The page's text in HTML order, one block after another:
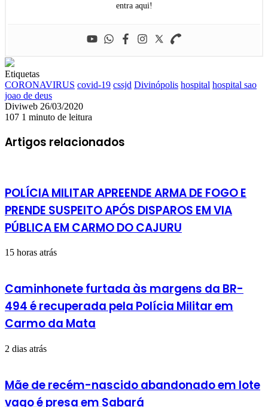
entra aqui!
Etiquetas
CORONAVIRUS covid-19 cssjd Divinópolis hospital hospital sao
joao de deus
Diviweb Mande
um
mail
26/03/2020
107 1 minuto de leitura
Artigos relacionados
POLÍCIA MILITAR APREENDE ARMA DE FOGO E
PRENDE SUSPEITO APÓS DISPAROS EM VIA
PÚBLICA EM CARMO DO CAJURU
15 horas atrás
Caminhonete furtada às margens da BR-
494 é recuperada pela Polícia Militar em
Carmo da Mata
2 dias atrás
Mãe de recém-nascido abandonado em lote
vago é presa em Sabará